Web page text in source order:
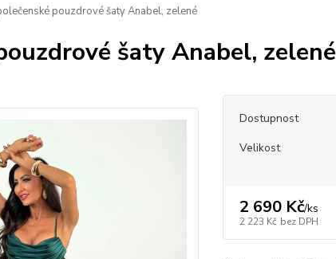
pouzdrové šaty Anabel, zelené
šaty Anabel, zelené
Dostupnost
Velikost
2 690 Kč/ks
2 223 Kč bez DPH